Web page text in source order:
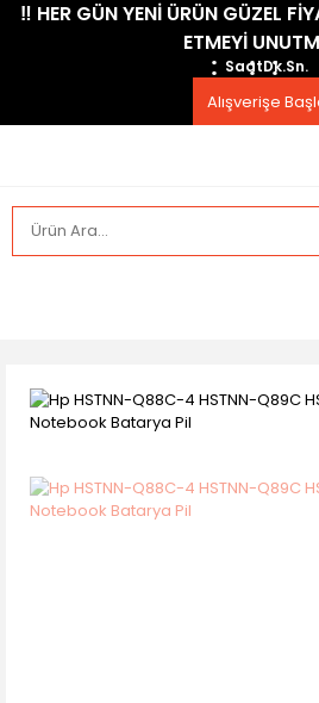
​‼️​ HER GÜN YENİ ÜRÜN GÜZEL
ETMEYİ
SaatDk.Sn.
Alışverişe